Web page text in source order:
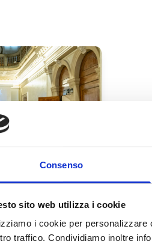
Consenso
sito web utilizza i cookie
i cookie per personalizzare
traffico. Condividiamo inoltre
A
PER
FUTURO